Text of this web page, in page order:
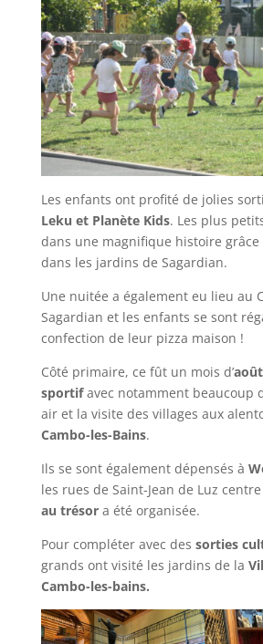
Les enfants ont profité de jolies
Leku et Planète Kids. Les plus
dans une magnifique histoire grâce
dans les jardins de Sagardian.
Une nuitée a également eu lieu au
Sagardian et les enfants se sont
confection de leur pizza maison !
Côté primaire, ce fût un mois d’
sportifavec notamment beaucoup
air et la visite des villages aux
Cambo-les-Bains.
Ils se sont également dépensés à
les rues de Saint-Jean de Luz
au trésora été organisée.
Pour compléter avec des sorties
grands ont visité les jardins de la
Cambo-les-bains.